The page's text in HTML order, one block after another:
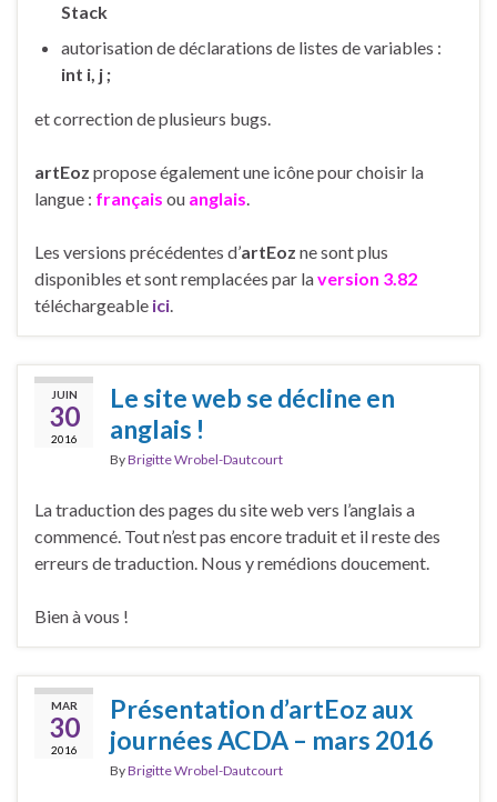
Stack
autorisation de déclarations de listes de variables :
int i, j ;
et correction de plusieurs bugs.
artEoz propose également une icône pour choisir la
langue : français ou anglais.
Les versions précédentes d’artEoz ne sont plus
disponibles et sont remplacées par laversion 3.82
téléchargeable ici.
JUIN
30
2016
Le site web se décline en
anglais !
ByBrigitte Wrobel-Dautcourt
La traduction des pages du site web vers l’anglais a
commencé. Tout n’est pas encore traduit et il reste des
erreurs de traduction. Nous y remédions doucement.
Bien à vous !
MAR
30
2016
Présentation d’artEoz aux
journées ACDA – mars 2016
ByBrigitte Wrobel-Dautcourt